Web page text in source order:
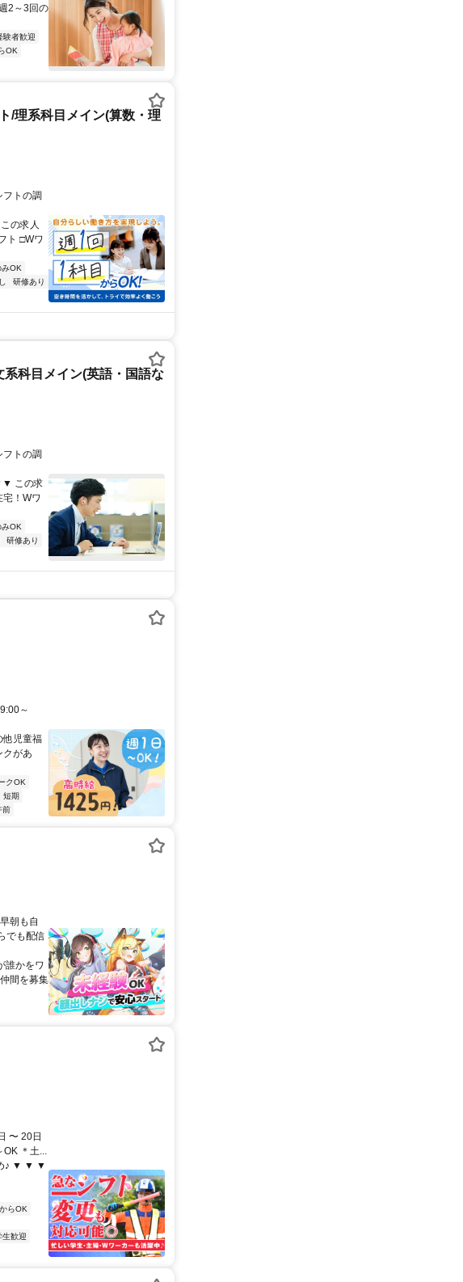
2～3回の
験者歓迎
OK
/理系科目メイン(算数・理
トの調
の求人
ト □Wワ
OK
研修あり
系科目メイン(英語・国語な
トの調
この求
！Wワ
OK
研修あり
～
他児童福
があ
クOK
短期
前
朝も自
でも配信
かをワ
間を募集
〜 20日
＊土...
め♪ ▼ ▼ ▼
らOK
生歓迎